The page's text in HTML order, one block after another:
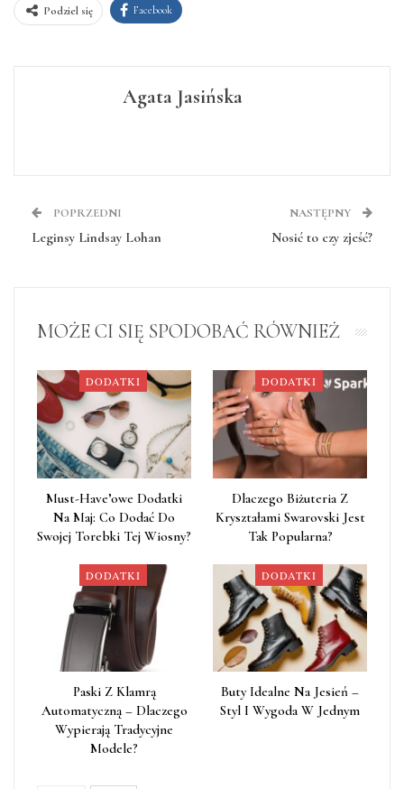
Podziel się Facebook
Agata Jasińska
POPRZEDNI
Leginsy Lindsay Lohan
NASTĘPNY
Nosić to czy zjeść?
MOŻE CI SIĘ SPODOBAĆ RÓWNIEŻ
DODATKI
Must-Have’owe Dodatki
Na Maj: Co Dodać Do
Swojej Torebki Tej Wiosny?
DODATKI
Dlaczego Biżuteria Z
Kryształami Swarovski Jest
Tak Popularna?
DODATKI
Paski Z Klamrą
Automatyczną – Dlaczego
Wypierają Tradycyjne
Modele?
DODATKI
Buty Idealne Na Jesień –
Styl I Wygoda W Jednym